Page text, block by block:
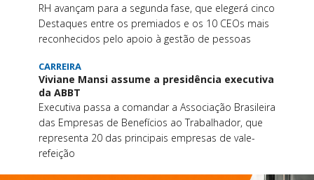
RH avançam para a segunda fase, que elegerá cinco
Destaques entre os premiados e os 10 CEOs mais
reconhecidos pelo apoio à gestão de pessoas
CARREIRA
Viviane Mansi assume a presidência executiva
da ABBT
Executiva passa a comandar a Associação Brasileira
das Empresas de Benefícios ao Trabalhador, que
representa 20 das principais empresas de vale-
refeição